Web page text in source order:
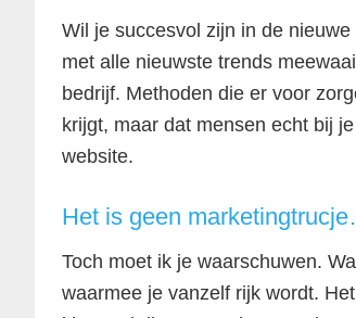
Wil je succesvol zijn in de
met alle nieuwste trends
bedrijf. Methoden die er voor
krijgt, maar dat mensen echt bij
website.
Het is geen
Toch moet ik je waarschuwen.
waarmee je vanzelf rijk wordt.